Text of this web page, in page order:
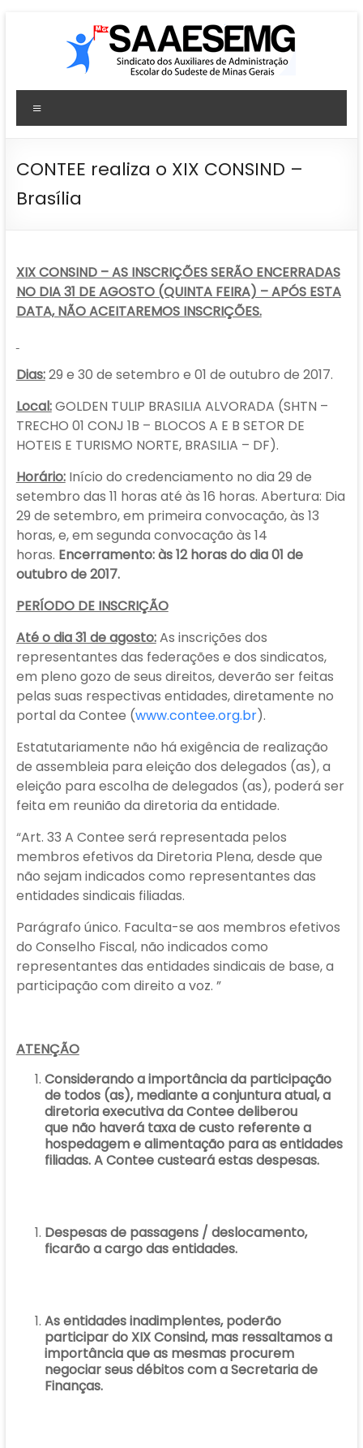
SAAESEMG
Sindicato
Auxiliares
Administração
Sudeste
–
MG
CONTEE realiza o XIX CONSIND –
Brasília
XIX CONSIND – AS INSCRIÇÕES SERÃO ENCERRADAS
NO DIA 31 DE AGOSTO (QUINTA FEIRA) – APÓS ESTA
DATA, NÃO ACEITAREMOS INSCRIÇÕES.
Dias:29 e 30 de setembro e 01 de outubro de 2017.
Local:GOLDEN TULIP BRASILIA ALVORADA (SHTN –
TRECHO 01 CONJ 1B – BLOCOS A E B SETOR DE
HOTEIS E TURISMO NORTE, BRASILIA – DF).
Horário:Início do credenciamento no dia 29 de
setembro das 11 horas até às 16 horas. Abertura: Dia
29 de setembro, em primeira convocação, às 13
horas, e, em segunda convocação às 14
horas. Encerramento: às 12 horas do dia 01 de
outubro de 2017.
PERÍODO DE INSCRIÇÃO
Até o dia 31 de agosto:As inscrições dos
representantes das federações e dos sindicatos,
em pleno gozo de seus direitos, deverão ser feitas
pelas suas respectivas entidades, diretamente no
portal da Contee (www.contee.org.br).
Estatutariamente não há exigência de realização
de assembleia para eleição dos delegados (as), a
eleição para escolha de delegados (as), poderá ser
feita em reunião da diretoria da entidade.
“Art. 33 A Contee será representada pelos
membros efetivos da Diretoria Plena, desde que
não sejam indicados como representantes das
entidades sindicais filiadas.
Parágrafo único. Faculta-se aos membros efetivos
do Conselho Fiscal, não indicados como
representantes das entidades sindicais de base, a
participação com direito a voz. ”
ATENÇÃO
Considerando a importância da participação
de todos (as), mediante a conjuntura atual, a
diretoria executiva da Contee deliberou
que não haverá taxa de custo referente a
hospedagem e alimentação para as entidades
filiadas. A Contee custeará estas despesas.
Despesas de passagens / deslocamento,
ficarão a cargo das entidades.
As entidades inadimplentes, poderão
participar do XIX Consind, mas ressaltamos a
importância que as mesmas procurem
negociar seus débitos com a Secretaria de
Finanças.